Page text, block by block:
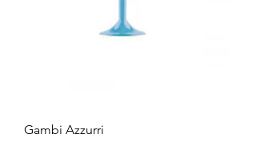
Gambi Azzurri